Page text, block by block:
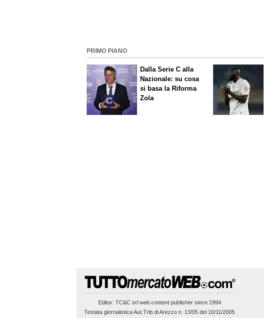
PRIMO PIANO
Dalla Serie C alla
Nazionale: su cosa
si basa la Riforma
Zola
Editor: TC&C srlweb content publisher since 1994
Testata giornalistica Aut.Trib.di Arezzo n. 13/05 del 10/11/2005